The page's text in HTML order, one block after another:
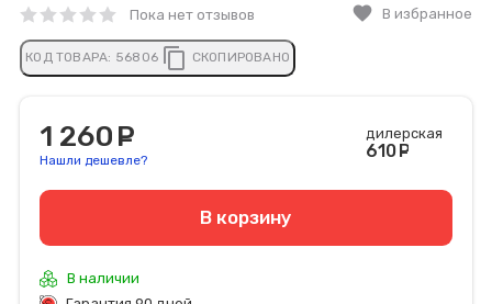
Пока нет отзывов favorite В избранное
КОД ТОВАРА: 56806 content_copy СКОПИРОВАНО
1 260
Нашли дешевле?
дилерская
610
В корзину
В наличии